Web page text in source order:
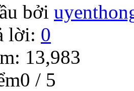
bởi
lời: 0
13,983
/ 5